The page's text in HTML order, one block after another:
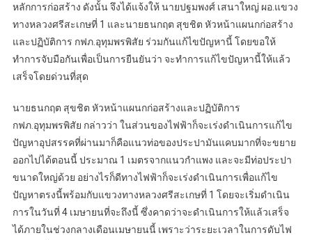
หลักการก่อสร้าง ดังนั้น จึงได้แจ้งให้ นายปฐมพงศ์ เสนาใหญ่ ผอ.แขวง
ทางหลวงศรีสะเกษที่ 1 และนายธนกฤต สุขชิต หัวหน้าแผนกก่อสร้าง
และปฏิบัติการ กฟภ.อุทุมพรพิสัย ร่วมกันแก้ไขปัญหานี้ โดยขอให้
ทำการจับมือกันเพื่อเป็นการยืนยันว่า จะทำการแก้ไขปัญหานี้ให้แล้ว
เสร็จโดยด่วนที่สุด
นายธนกฤต สุขชิต หัวหน้าแผนกก่อสร้างและปฏิบัติการ
กฟภ.อุทุมพรพิสัย กล่าวว่า ในส่วนของไฟฟ้าก็จะเร่งดำเนินการแก้ไข
ปัญหาอุปสรรคที่ผ่านมาก็คือแนวท่อของประปามันแคบมากที่จะขยาย
ออกไปได้ตอนนี้ ประมาณ 1 เมตรจากแนวกำแพง และจะมีท่อประปา
ขนาดใหญ่ด้วย อย่างไรก็ดีทางไฟฟ้าก็จะเร่งดำเนินการเพื่อแก้ไข
ปัญหาตรงนี้พร้อมกับแขวงทางหลวงศรีสะเกษที่ 1 โดยจะเริ่มดำเนิน
การในวันที่ 4 เมษายนที่จะถึงนี้ ซึ่งคาดว่าจะดำเนินการให้แล้วเสร็จ
ได้ภายในช่วงกลางเดือนเมษายนนี้ เพราะว่าระยะเวลาในการดับไฟ